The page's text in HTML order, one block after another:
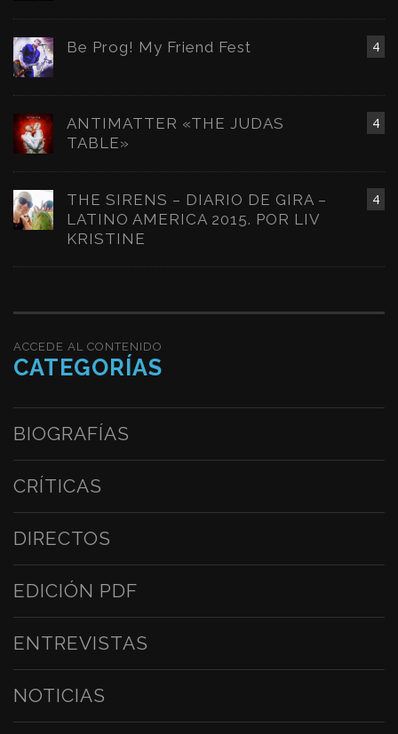
4
Be Prog! My Friend Fest
4
ANTIMATTER «THE JUDAS
TABLE»
4
THE SIRENS – DIARIO DE GIRA –
LATINO AMERICA 2015. POR LIV
KRISTINE
ACCEDE AL CONTENIDO
CATEGORÍAS
BIOGRAFÍAS
CRÍTICAS
DIRECTOS
EDICIÓN PDF
ENTREVISTAS
NOTICIAS